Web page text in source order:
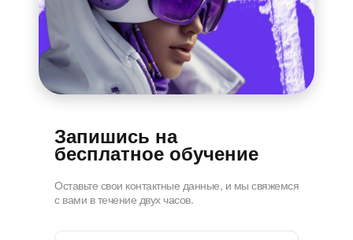
Запишись на
бесплатное обучение
Оставьте свои контактные данные, и мы свяжемся
с вами в течение двух часов.